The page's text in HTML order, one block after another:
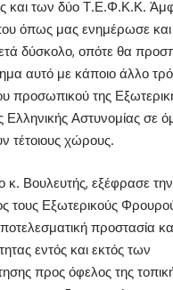
και των δύο Τ.Ε.Φ.Κ.Κ.
όπως μας ενημέρωσε και
δύσκολο, οπότε θα
αυτό με κάποιο άλλο
προσωπικού της
Ελληνικής Αστυνομίας σε
τέτοιους χώρους.
κ. Βουλευτής, εξέφρασε την
τους Εξωτερικούς
προστασία
εντός και εκτός των
προς όφελος της